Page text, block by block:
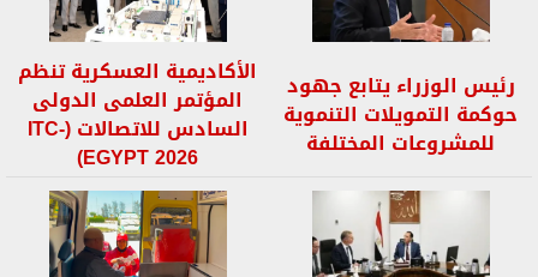
رئيس الوزراء يتابع جهود
حوكمة التمويلات التنموية
للمشروعات المختلفة
الأكاديمية العسكرية تنظم
المؤتمر العلمى الدولى
السادس للاتصالات (ITC-
EGYPT 2026)